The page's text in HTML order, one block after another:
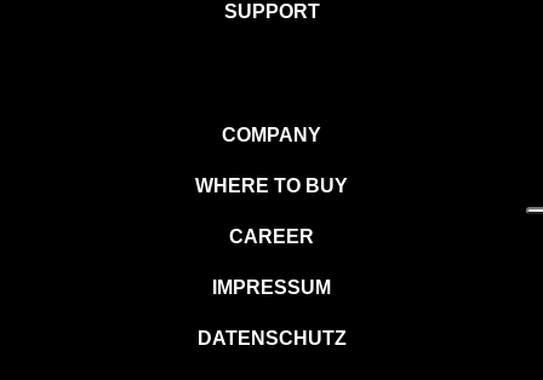
SUPPORT
COMPANY
WHERE TO BUY
CAREER
IMPRESSUM
DATENSCHUTZ